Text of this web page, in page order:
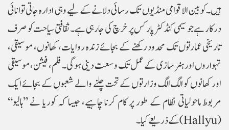
ہیں۔کو بین الاقوامی منڈیوں تک رسائی دلانے کے لیے وہی ادارہ جاتی توانائی
درکار ہے جو سیمی کنڈکٹر پارکس پر خرچ کی جا رہی ہے۔ ثقافتی سیاحت کو صرف
تاریخی عمارتوں تک محدود رکھنے کے بجائے زندہ روایات، کھانوں، موسیقی،
تہواروں اور ہنر سازی کے عمل تک وسعت دینی ہوگی۔ فلم، فیشن، موسیقی
اور کھانوں کو الگ الگ وزارتوں کے تحت چلنے والے شعبوں کے بجائے ایک
مربوط ماحولیاتی نظام کے طور پر کام کرنا چاہیے، جیسا کہ کوریا نے ’’ہالیو‘‘
(Hallyu) کے ذریعے کیا۔